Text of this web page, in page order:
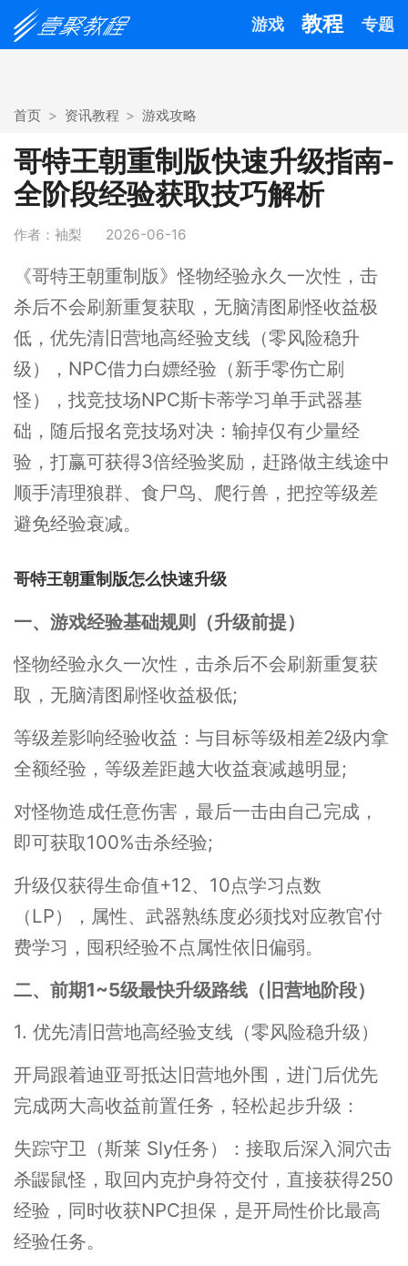
游戏 教程 专题
首页 资讯教程 游戏攻略
哥特王朝重制版快速升级指南-
全阶段经验获取技巧解析
作者：袖梨 2026-06-16
《哥特王朝重制版》怪物经验永久一次性，击
杀后不会刷新重复获取，无脑清图刷怪收益极
低，优先清旧营地高经验支线（零风险稳升
级），NPC借力白嫖经验（新手零伤亡刷
怪），找竞技场NPC斯卡蒂学习单手武器基
础，随后报名竞技场对决：输掉仅有少量经
验，打赢可获得3倍经验奖励，赶路做主线途中
顺手清理狼群、食尸鸟、爬行兽，把控等级差
避免经验衰减。
哥特王朝重制版怎么快速升级
一、游戏经验基础规则（升级前提）
怪物经验永久一次性，击杀后不会刷新重复获
取，无脑清图刷怪收益极低;
等级差影响经验收益：与目标等级相差2级内拿
全额经验，等级差距越大收益衰减越明显;
对怪物造成任意伤害，最后一击由自己完成，
即可获取100%击杀经验;
升级仅获得生命值+12、10点学习点数
（LP），属性、武器熟练度必须找对应教官付
费学习，囤积经验不点属性依旧偏弱。
二、前期1~5级最快升级路线（旧营地阶段）
1. 优先清旧营地高经验支线（零风险稳升级）
开局跟着迪亚哥抵达旧营地外围，进门后优先
完成两大高收益前置任务，轻松起步升级：
失踪守卫（斯莱 Sly任务）：接取后深入洞穴击
杀鼹鼠怪，取回内克护身符交付，直接获得250
经验，同时收获NPC担保，是开局性价比最高
经验任务。